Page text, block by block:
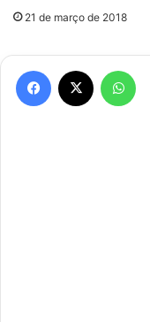
21 de março de 2018